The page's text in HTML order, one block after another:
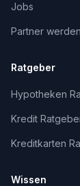
Jobs
Partner werden
Ratgeber
Hypotheken
Kredit
Kreditkarten
Wissen